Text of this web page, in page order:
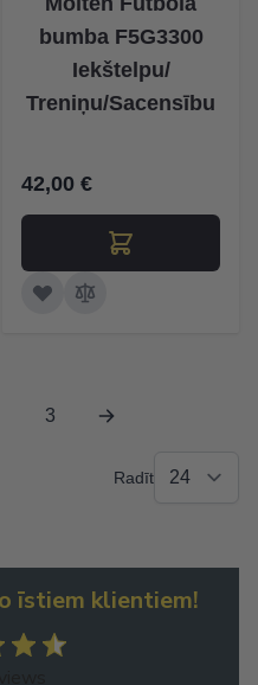
bumba F5G3300
Iekštelpu/
Treniņu/Sacensību
42,00 €
3
Radīt
īstiem klientiem!